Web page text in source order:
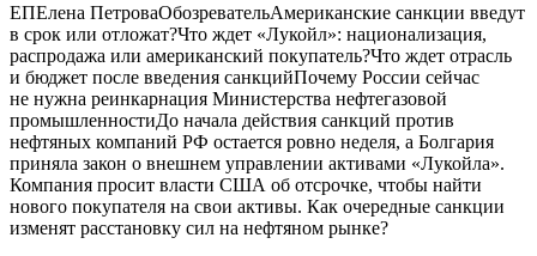
ЕПЕлена ПетроваОбозревательАмериканские санкции введут
в срок или отложат?Что ждет «Лукойл»: национализация,
распродажа или американский покупатель?Что ждет отрасль
и бюджет после введения санкцийПочему России сейчас
не нужна реинкарнация Министерства нефтегазовой
промышленностиДо начала действия санкций против
нефтяных компаний РФ остается ровно неделя, а Болгария
приняла закон о внешнем управлении активами «Лукойла».
Компания просит власти США об отсрочке, чтобы найти
нового покупателя на свои активы. Как очередные санкции
изменят расстановку сил на нефтяном рынке?